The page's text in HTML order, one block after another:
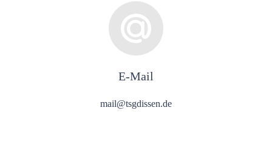
E-Mail
mail@tsgdissen.de